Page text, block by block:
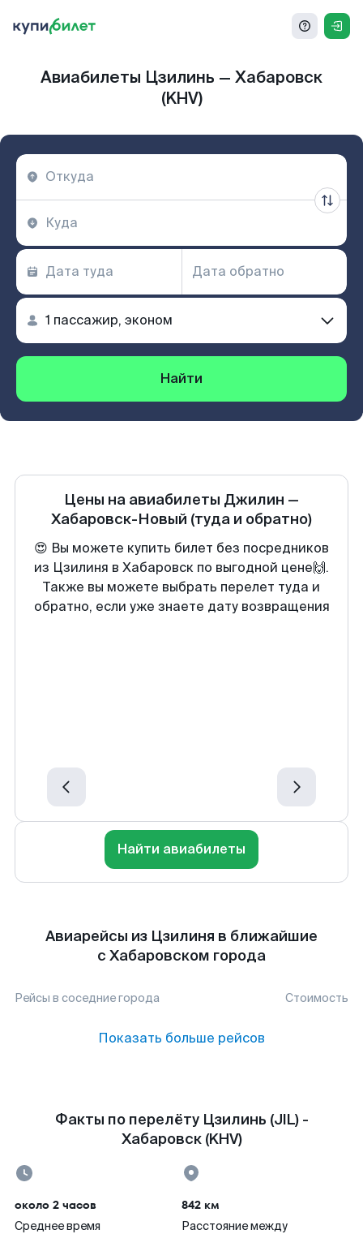
Авиабилеты Цзилинь — Хабаровск
(KHV)
Найти
Цены на авиабилеты Джилин —
Хабаровск-Новый (туда и обратно)
😍 Вы можете купить билет без посредников
из Цзилиня в Хабаровск по выгодной цене🙌.
Также вы можете выбрать перелет туда и
обратно, если уже знаете дату возвращения
Найти авиабилеты
Авиарейсы из Цзилиня в ближайшие
с Хабаровском города
Рейсы в соседние города Стоимость
Показать больше рейсов
Факты по перелёту Цзилинь (JIL) -
Хабаровск (KHV)
около 2 часов
Среднее время
842 км
Расстояние между